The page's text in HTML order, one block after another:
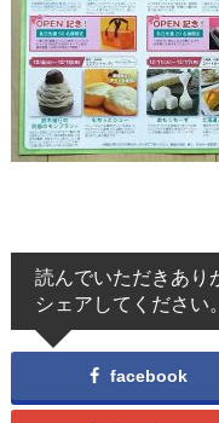
読んでいただきあり
シェアしてください。
facebook